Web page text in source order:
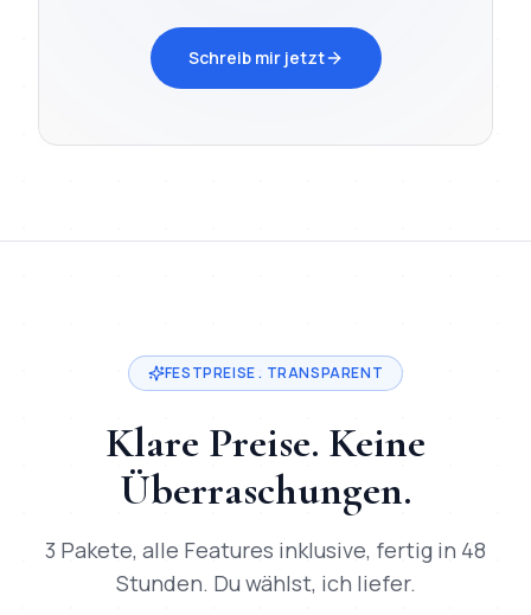
Schreib mir jetzt
FESTPREISE . TRANSPARENT
Klare Preise. Keine
Überraschungen.
3 Pakete, alle Features inklusive, fertig in 48
Stunden. Du wählst, ich liefer.